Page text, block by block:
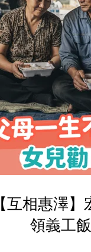
【互相惠澤
領義工